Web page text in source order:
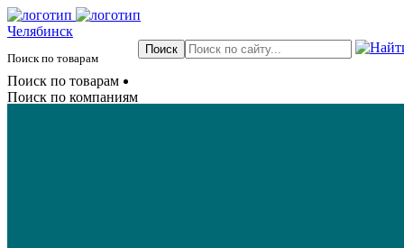
Челябинск
Поиск по товарам
Поиск по товарам
Поиск по компаниям